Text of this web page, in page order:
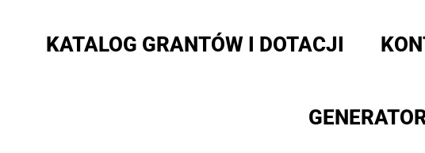
KATALOG GRANTÓW I DOTACJI